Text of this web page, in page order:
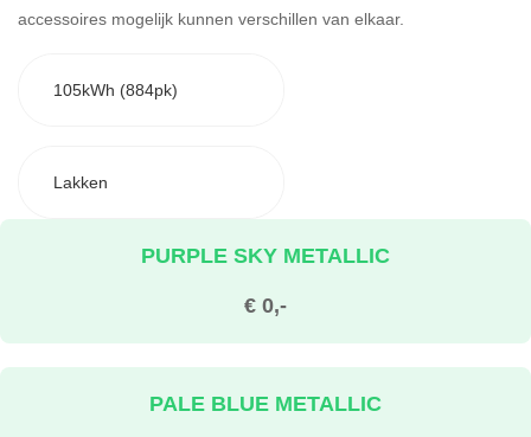
accessoires mogelijk kunnen verschillen van elkaar.
105kWh (884pk)
Lakken
€ 0,-
PURPLE SKY METALLIC
PALE BLUE METALLIC